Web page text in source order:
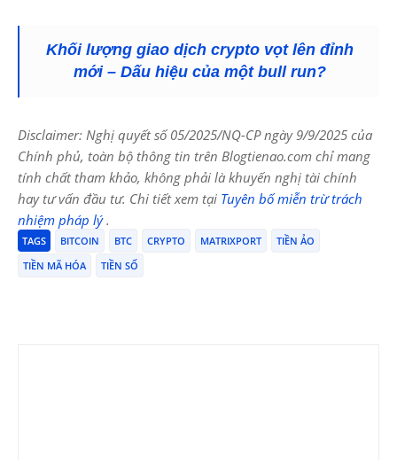
Khối lượng giao dịch crypto vọt lên đỉnh
mới – Dấu hiệu của một bull run?
Disclaimer: Nghị quyết số 05/2025/NQ-CP ngày 9/9/2025 của
Chính phủ, toàn bộ thông tin trên Blogtienao.com chỉ mang
tính chất tham khảo, không phải là khuyến nghị tài chính
hay tư vấn đầu tư. Chi tiết xem tại Tuyên bố miễn trừ trách
nhiệm pháp lý.
TAGS BITCOIN BTC CRYPTO MATRIXPORT
TIỀN ẢO
TIỀN MÃ HÓA
TIỀN SỐ